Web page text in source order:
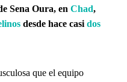
Sena Oura, en Chad,
desde hace casi dos
que el equipo